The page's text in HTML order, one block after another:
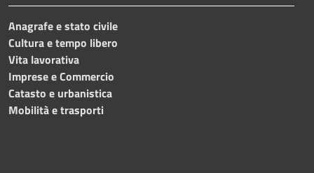
Anagrafe e stato civile
Cultura e tempo libero
Vita lavorativa
Imprese e Commercio
Catasto e urbanistica
Mobilità e trasporti